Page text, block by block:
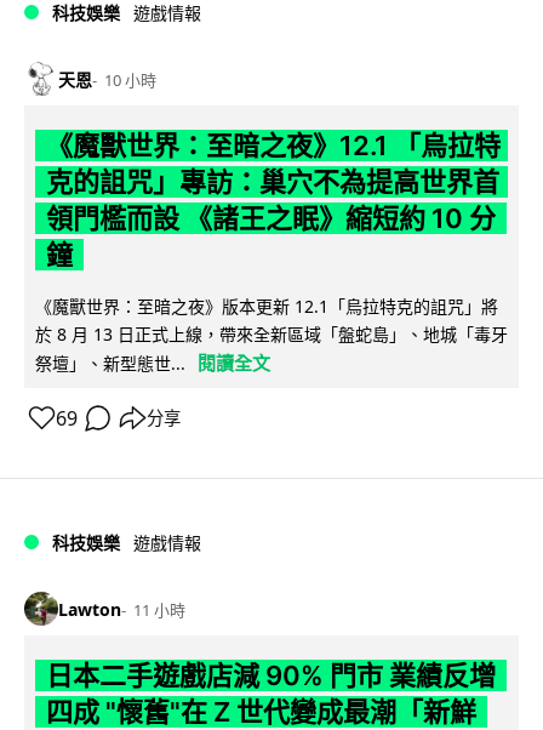
科技娛樂 遊戲情報
天恩 10 小時
《魔獸世界：至暗之夜》12.1 「烏拉特
克的詛咒」專訪：巢穴不為提高世界首
領門檻而設 《諸王之眠》縮短約 10 分
鐘
《魔獸世界：至暗之夜》版本更新 12.1「烏拉特克的詛咒」將
於 8 月 13 日正式上線，帶來全新區域「盤蛇島」、地城「毒牙
祭壇」、新型態世...
閱讀全文
69 分享
科技娛樂 遊戲情報
Lawton 11 小時
日本二手遊戲店減 90% 門市 業績反增
四成 "懷舊"在 Z 世代變成最潮「新鮮